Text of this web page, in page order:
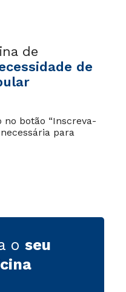
de
de
botão “Inscreva-
para
o seu